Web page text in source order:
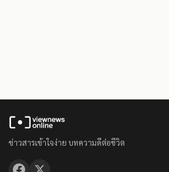
ข่าวสารเข้าใจง่าย บทความดีต่อชีวิต